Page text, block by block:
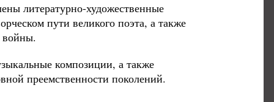
литературно-художественные
пути великого поэта, а также
войны.
композиции, а также
преемственности поколений.